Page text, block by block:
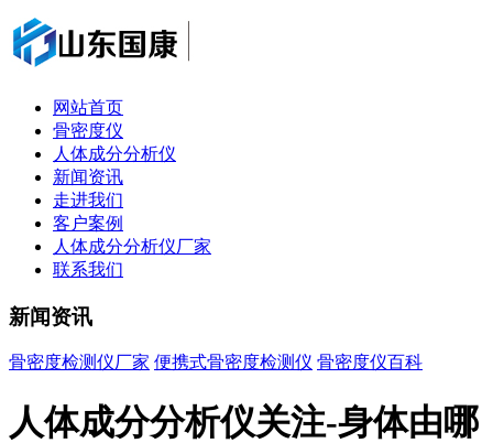
网站首页
骨密度仪
人体成分分析仪
新闻资讯
走进我们
客户案例
人体成分分析仪厂家
联系我们
新闻资讯
骨密度检测仪厂家 便携式骨密度检测仪 骨密度仪百科
人体成分分析仪关注-身体由哪